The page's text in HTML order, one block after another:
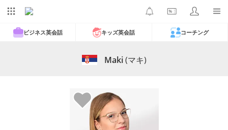
ビジネス英会話 キッズ英会話 コーチング
Maki(マキ)